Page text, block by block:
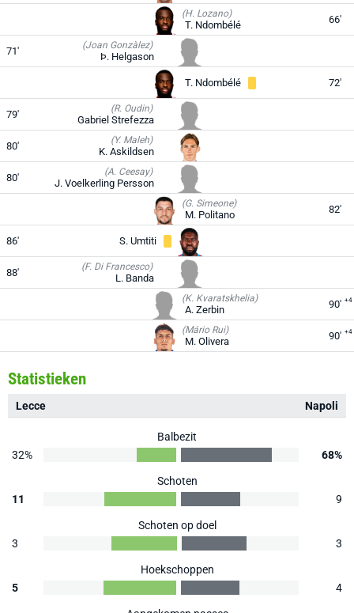
(H. Lozano)
T. Ndombélé 66'
71' (Joan Gonzàlez)
Þ. Helgason
T. Ndombélé 72'
79' (R. Oudin)
Gabriel Strefezza
80' (Y. Maleh)
K. Askildsen
80' (A. Ceesay)
J. Voelkerling Persson
(G. Simeone)
M. Politano 82'
86' S. Umtiti
88' (F. Di Francesco)
L. Banda
(K. Kvaratskhelia)
A. Zerbin 90' +4
(Mário Rui)
M. Olivera 90' +4
Statistieken
Lecce Napoli
Balbezit
32%
68%
Schoten
11
9
Schoten op doel
3
3
Hoekschoppen
5
4